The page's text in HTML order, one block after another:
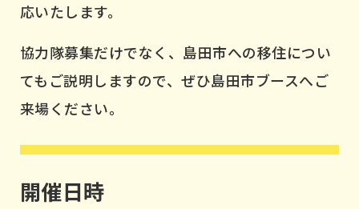
応いたします。
協力隊募集だけでなく、島田市への移住につい
てもご説明しますので、ぜひ島田市ブースへご
来場ください。
開催日時